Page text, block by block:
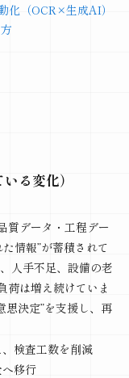
化（OCR×生成AI）
る変化）
質データ・工程デー
情報”が蓄積されて
人手不足、設備の老
荷は増え続けていま
決定”を支援し、再
検査工数を削減
へ移行